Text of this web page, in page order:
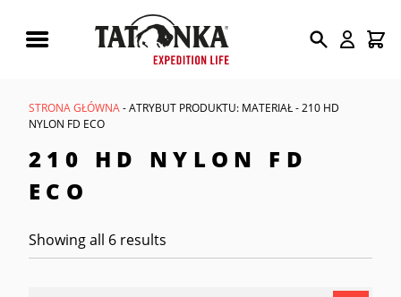
STRONA GŁÓWNA- ATRYBUT PRODUKTU: MATERIAŁ - 210 HD
NYLON FD ECO
210 HD NYLON FD
ECO
Showing all 6 results